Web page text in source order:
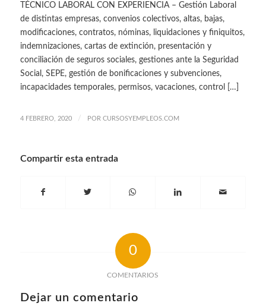
TÉCNICO LABORAL CON EXPERIENCIA – Gestión Laboral
de distintas empresas, convenios colectivos, altas, bajas,
modificaciones, contratos, nóminas, liquidaciones y finiquitos,
indemnizaciones, cartas de extinción, presentación y
conciliación de seguros sociales, gestiones ante la Seguridad
Social, SEPE, gestión de bonificaciones y subvenciones,
incapacidades temporales, permisos, vacaciones, control […]
4 FEBRERO, 2020 / POR CURSOSYEMPLEOS.COM
Compartir esta entrada
0
COMENTARIOS
Dejar un comentario